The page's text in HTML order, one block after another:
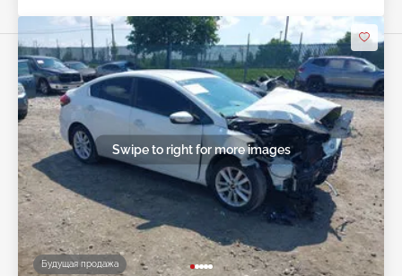
Будущая продажа
Swipe to right for more images